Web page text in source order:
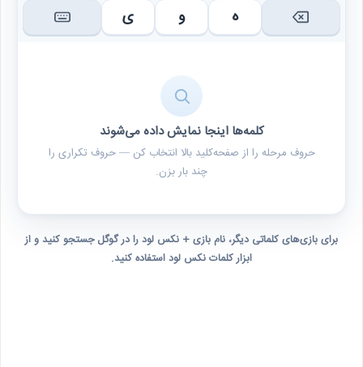
ه
و ی
کلمه‌ها اینجا نمایش داده می‌شوند
حروف مرحله را از صفحه‌کلید بالا انتخاب کن — حروف تکراری را
چند بار بزن.
برای بازی‌های کلماتی دیگر، نام بازی + نکس لود را در گوگل جستجو کنید و از
ابزار کلمات نکس لود استفاده کنید.